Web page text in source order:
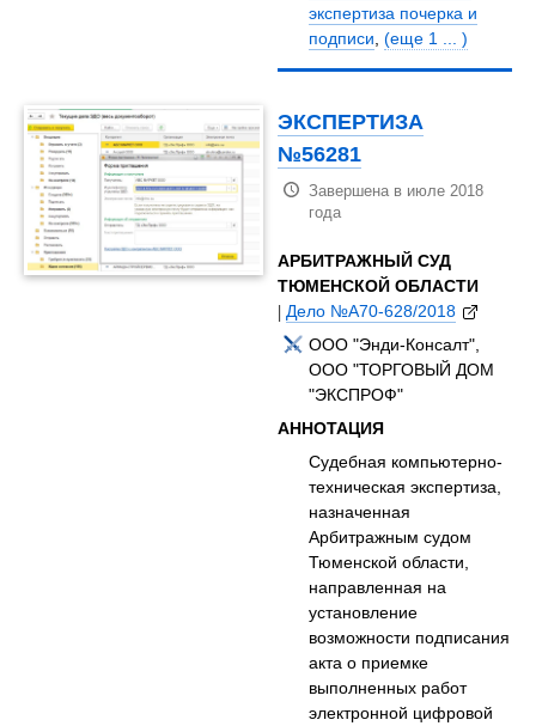
экспертиза почерка и
подписи,(еще 1 ... )
ЭКСПЕРТИЗА
№56281
Завершена в июле 2018
года
АРБИТРАЖНЫЙ СУД
ТЮМЕНСКОЙ ОБЛАСТИ
|Дело №А70-628/2018
ООО "Энди-Консалт",
ООО "ТОРГОВЫЙ ДОМ
"ЭКСПРОФ"
АННОТАЦИЯ
Судебная компьютерно-
техническая экспертиза,
назначенная
Арбитражным судом
Тюменской области,
направленная на
установление
возможности подписания
акта о приемке
выполненных работ
электронной цифровой